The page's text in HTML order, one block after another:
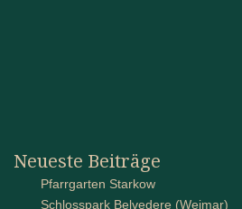
Neueste Beiträge
Pfarrgarten Starkow
Schlosspark Belvedere (Weimar)